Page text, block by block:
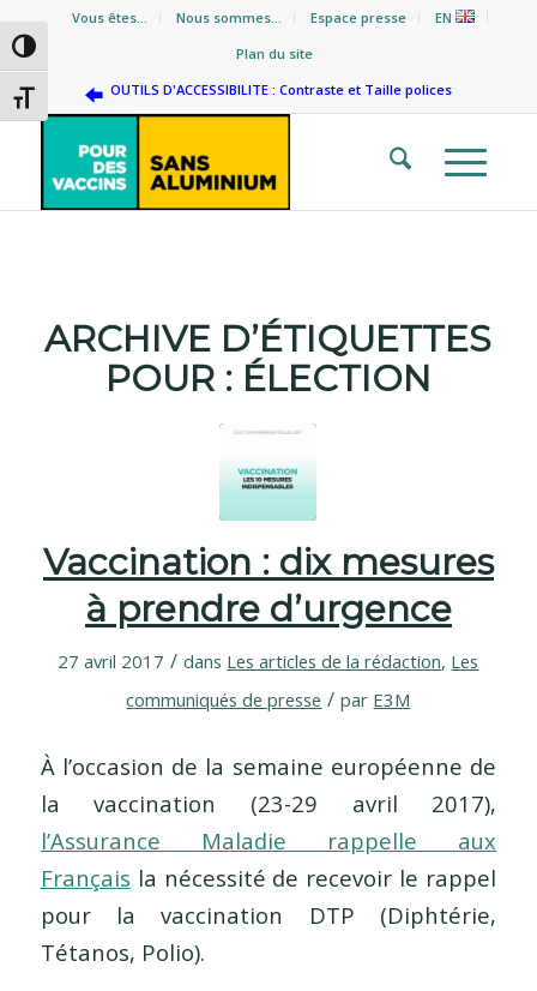
Passer en contraste élevé
Changer la taille de la police
Vous êtes… Nous sommes… Espace presse
EN
Plan du site
OUTILS D'ACCESSIBILITE : Contraste et Taille polices
ARCHIVE D’ÉTIQUETTES
POUR : ÉLECTION
Vaccination : dix mesures
à prendre d’urgence
27 avril 2017 / dans Les articles de la rédaction, Les
communiqués de presse / par E3M
À l’occasion de la semaine européenne de
la vaccination (23-29 avril 2017),
l’Assurance Maladie rappelle aux
Français la nécessité de recevoir le rappel
pour la vaccination DTP (Diphtérie,
Tétanos, Polio).